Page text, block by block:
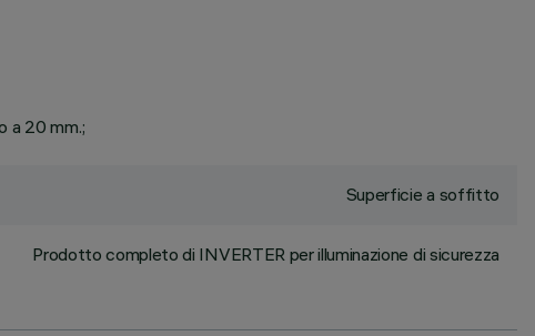
a 20 mm.;
Superficie a soffitto
Prodotto completo di INVERTER per illuminazione di sicurezza